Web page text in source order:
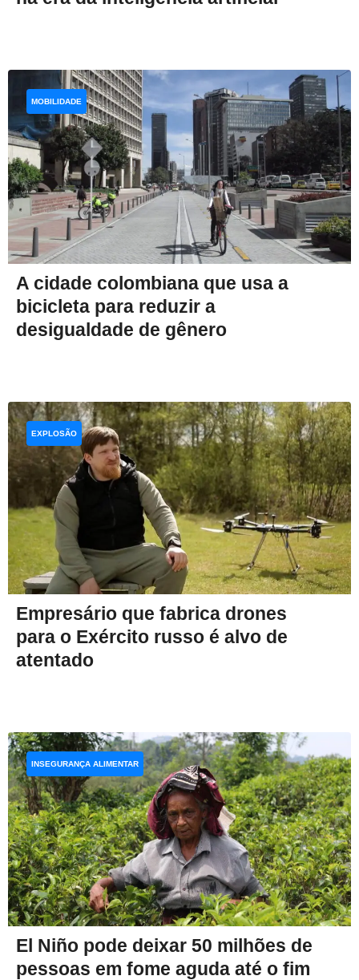
A cidade colombiana que usa a
bicicleta para reduzir a
desigualdade de gênero
MOBILIDADE
Empresário que fabrica drones
para o Exército russo é alvo de
atentado
EXPLOSÃO
El Niño pode deixar 50 milhões de
pessoas em fome aguda até o fim
INSEGURANÇA ALIMENTAR